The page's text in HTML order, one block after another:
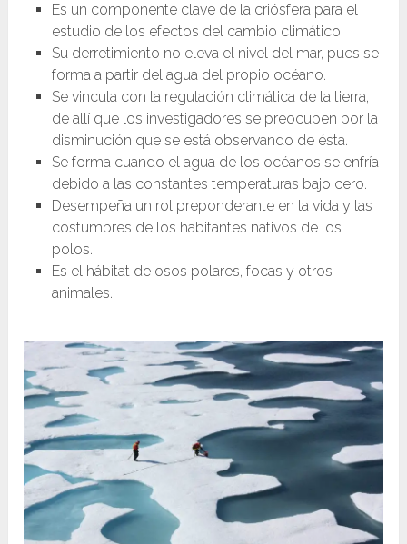
Es un componente clave de la criósfera para el
estudio de los efectos del cambio climático.
Su derretimiento no eleva el nivel del mar, pues se
forma a partir del agua del propio océano.
Se vincula con la regulación climática de la tierra,
de allí que los investigadores se preocupen por la
disminución que se está observando de ésta.
Se forma cuando el agua de los océanos se enfría
debido a las constantes temperaturas bajo cero.
Desempeña un rol preponderante en la vida y las
costumbres de los habitantes nativos de los
polos.
Es el hábitat de osos polares, focas y otros
animales.